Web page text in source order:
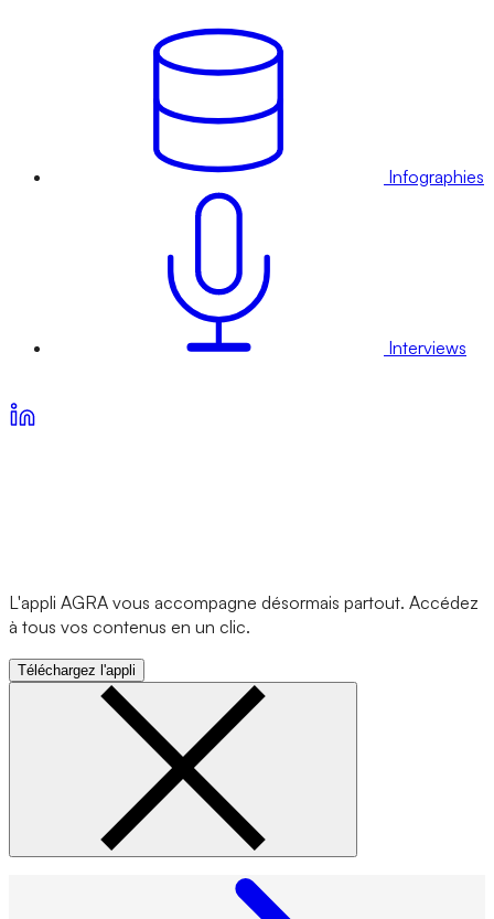
Infographies
Interviews
L'appli AGRA vous accompagne désormais partout. Accédez
à tous vos contenus en un clic.
Téléchargez l'appli